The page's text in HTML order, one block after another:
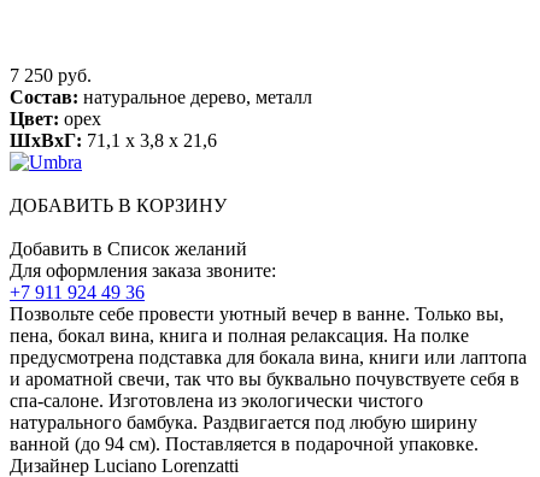
7 250 руб.
Состав: натуральное дерево, металл
Цвет: орех
ШхВхГ: 71,1 x 3,8 x 21,6
ДОБАВИТЬ В КОРЗИНУ
Добавить в Список желаний
Для оформления заказа звоните:
+7 911 924 49 36
Позвольте себе провести уютный вечер в ванне. Только вы,
пена, бокал вина, книга и полная релаксация. На полке
предусмотрена подставка для бокала вина, книги или лаптопа
и ароматной свечи, так что вы буквально почувствуете себя в
спа-салоне. Изготовлена из экологически чистого
натурального бамбука. Раздвигается под любую ширину
ванной (до 94 см). Поставляется в подарочной упаковке.
Дизайнер Luciano Lorenzatti